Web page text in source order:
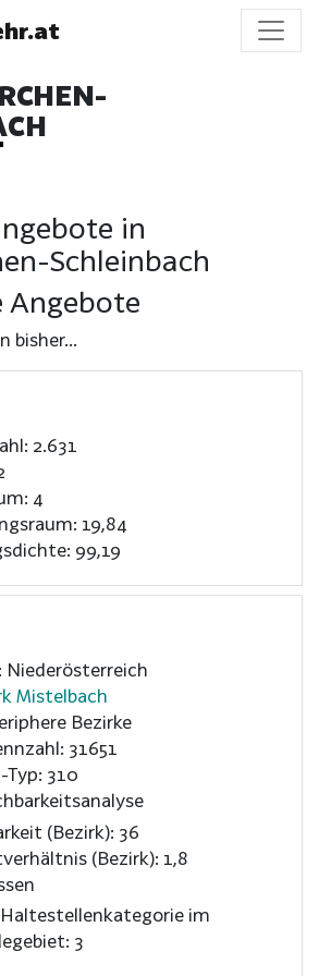
in
Schleinbach
Angebote
bisher...
2.631
4
19,84
99,19
Niederösterreich
Mistelbach
Bezirke
31651
Typ: 310
(Bezirk): 36
(Bezirk): 1,8
im
3